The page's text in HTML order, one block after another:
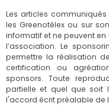
Les articles communiqués
les Greenotélex ou sur
informatif et ne peuvent
l’association. Le
permettre la réalisation
certification ou
sponsors. Toute
partielle et quel que soit
l'accord écrit préalable de